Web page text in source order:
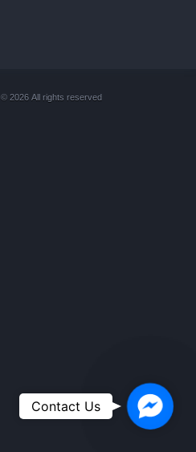
© 2026 All rights reserved
Contact Us